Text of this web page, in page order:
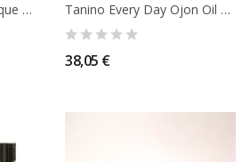
Tanino Excellence masque Mask Blue Enzymothérapy Belma Kosmetik 300ml Tanino Every Day Ojon Oil Shampooing 500ml. Belma Kosmetik
38,05 €